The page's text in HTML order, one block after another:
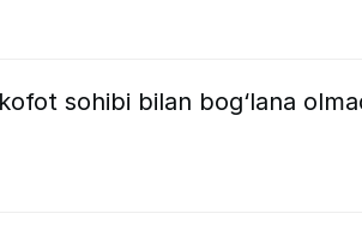
sohibi bilan bog‘lana